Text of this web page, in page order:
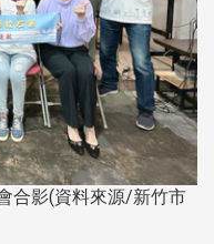
合影(資料來源/新竹市